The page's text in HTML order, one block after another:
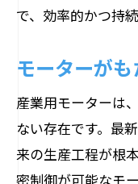
で、効率的かつ持
モーターが
産業用モーターは
ない存在です。最
来の生産工程が根
密制御が可能なモ